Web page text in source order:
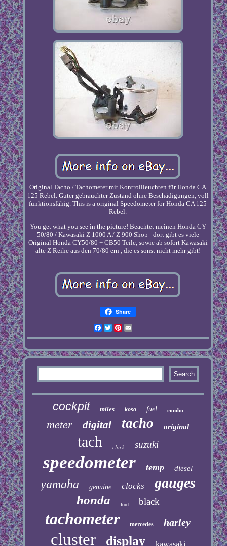
Original Tacho / Tachometer mit Kontrollleuchten für Honda CA
125 Rebel. Guter gebrauchter Zustand ohne Beschädigungen, voll
funktionsfähig. This is a original Speedometer for Honda CA 125
Rebel.
You get what you see in the picture! Beachtet meinen Honda CY
50/80 / Kawasaki Z 1000 A / Z 900 Shop - dort gibt es viele
Original Honda CY50/80 + CB50 Teile, sowie ab sofort Kawasaki
alte Z Reihe aus den 70/80 ern , die es sonst nicht mehr gibt!
Share
Facebook
TwitterPinterest
cockpit miles koso fuel combo
meter digital tacho original
tach clock suzuki
speedometer temp diesel
yamaha genuine clocks gauges
honda ford black
tachometer mercedes harley
cluster display kawasaki